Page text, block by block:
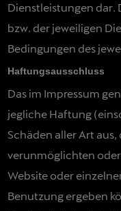
Dienstleistungen dar.
bzw. der jeweiligen
Bedingungen des
Haftungsausschluss
Das im Impressum
jegliche Haftung
Schäden aller Art
verunmöglichten
Website oder
Benutzung ergeben